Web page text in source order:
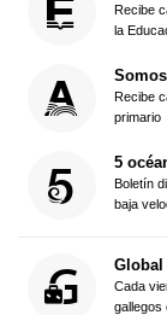
Recibe
la
Recibe
primario
5
Boletín
baja
Global
Cada
gallegos